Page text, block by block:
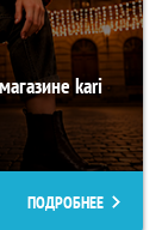
kari
ПОДРОБНЕЕ